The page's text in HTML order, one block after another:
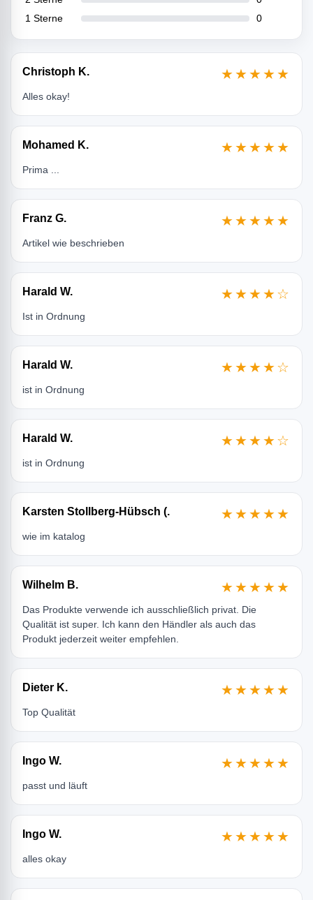
1 Sterne
0
Christoph K. ★★★★★
Alles okay!
Mohamed K. ★★★★★
Prima ...
Franz G. ★★★★★
Artikel wie beschrieben
Harald W. ★★★★☆
Ist in Ordnung
Harald W. ★★★★☆
ist in Ordnung
Harald W. ★★★★☆
ist in Ordnung
Karsten Stollberg-Hübsch (. ★★★★★
wie im katalog
Wilhelm B. ★★★★★
Das Produkte verwende ich ausschließlich privat. Die
Qualität ist super. Ich kann den Händler als auch das
Produkt jederzeit weiter empfehlen.
Dieter K. ★★★★★
Top Qualität
Ingo W. ★★★★★
passt und läuft
Ingo W. ★★★★★
alles okay